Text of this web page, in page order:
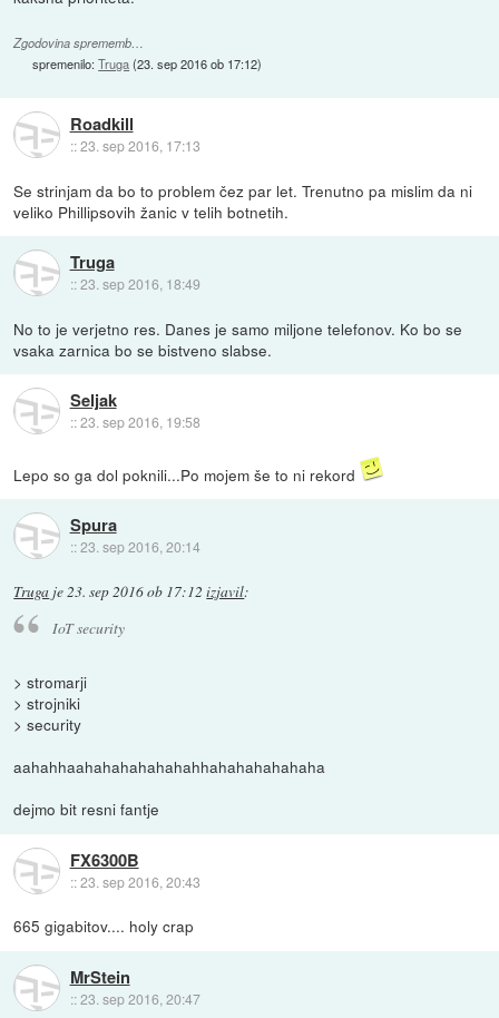
Zgodovina sprememb…
spremenilo:Truga(23. sep 2016 ob 17:12)
Roadkill
::23. sep 2016, 17:13
Se strinjam da bo to problem čez par let. Trenutno pa mislim da ni
veliko Phillipsovih žanic v telih botnetih.
Truga
::23. sep 2016, 18:49
No to je verjetno res. Danes je samo miljone telefonov. Ko bo se
vsaka zarnica bo se bistveno slabse.
Seljak
::23. sep 2016, 19:58
Lepo so ga dol poknili...Po mojem še to ni rekord
Spura
::23. sep 2016, 20:14
Truga je23. sep 2016 ob 17:12 izjavil:
IoT security
> stromarji
> strojniki
> security
aahahhaahahahahahahahhahahahahahaha
dejmo bit resni fantje
FX6300B
::23. sep 2016, 20:43
665 gigabitov.... holy crap
MrStein
::23. sep 2016, 20:47